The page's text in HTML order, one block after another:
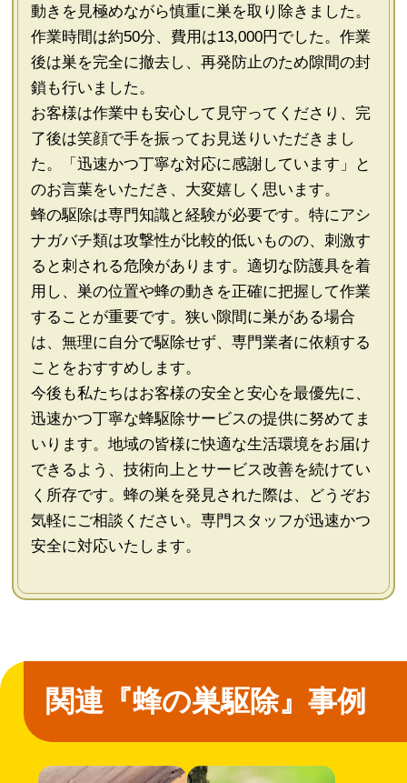
動きを見極めながら慎重に巣を取り除きました。
作業時間は約50分、費用は13,000円でした。作業
後は巣を完全に撤去し、再発防止のため隙間の封
鎖も行いました。
お客様は作業中も安心して見守ってくださり、完
了後は笑顔で手を振ってお見送りいただきまし
た。「迅速かつ丁寧な対応に感謝しています」と
のお言葉をいただき、大変嬉しく思います。
蜂の駆除は専門知識と経験が必要です。特にアシ
ナガバチ類は攻撃性が比較的低いものの、刺激す
ると刺される危険があります。適切な防護具を着
用し、巣の位置や蜂の動きを正確に把握して作業
することが重要です。狭い隙間に巣がある場合
は、無理に自分で駆除せず、専門業者に依頼する
ことをおすすめします。
今後も私たちはお客様の安全と安心を最優先に、
迅速かつ丁寧な蜂駆除サービスの提供に努めてま
いります。地域の皆様に快適な生活環境をお届け
できるよう、技術向上とサービス改善を続けてい
く所存です。蜂の巣を発見された際は、どうぞお
気軽にご相談ください。専門スタッフが迅速かつ
安全に対応いたします。
関連『蜂の巣駆除』事例